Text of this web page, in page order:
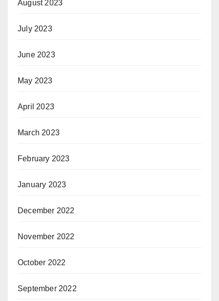
August 2023
July 2023
June 2023
May 2023
April 2023
March 2023
February 2023
January 2023
December 2022
November 2022
October 2022
September 2022